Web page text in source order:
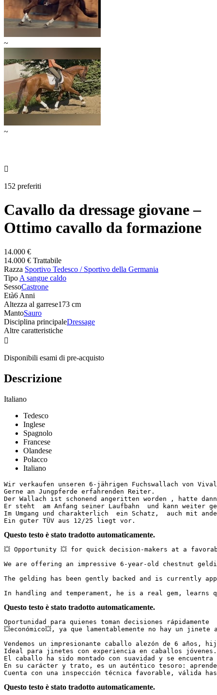
~
~

152 preferiti
Cavallo da dressage giovane –
Ottimo cavallo da formazione
14.000 €
14.000 € Trattabile
Razza Sportivo Tedesco / Sportivo della Germania
Tipo A sangue caldo
SessoCastrone
Età6 Anni
Altezza al garrese173 cm
MantoSauro
Disciplina principaleDressage
Altre caratteristiche

Disponibili esami di pre-acquisto
Descrizione
Italiano
Tedesco
Inglese
Spagnolo
Francese
Olandese
Polacco
Italiano
Wir verkaufen unseren 6-jährigen Fuchswallach von
Gerne an Jungpferde erfahrenden Reiter.
Der Wallach ist schonend angeritten worden , hatte
Er steht  am Anfang seiner Laufbahn  und kann weiter
Im Umgang und charakterlich  ein Schatz,  auch mit
Ein guter TÜV aus 12/25 liegt vor.
Questo testo è stato tradotto automaticamente.
💥 Opportunity 💥 for quick decision-makers at a
We are offering an impressive 6-year-old chestnut
The gelding has been gently backed and is currently
In handling and temperament, he is a real gem,
Questo testo è stato tradotto automaticamente.
Oportunidad para quienes toman decisiones rápidamente
💥económico💥, ya que lamentablemente no hay un jinete
Vendemos un impresionante caballo alezón de 6
Ideal para jinetes con experiencia en caballos
El caballo ha sido montado con suavidad y se
En su carácter y trato, es un auténtico tesoro:
Cuenta con una inspección técnica favorable, válida
Questo testo è stato tradotto automaticamente.